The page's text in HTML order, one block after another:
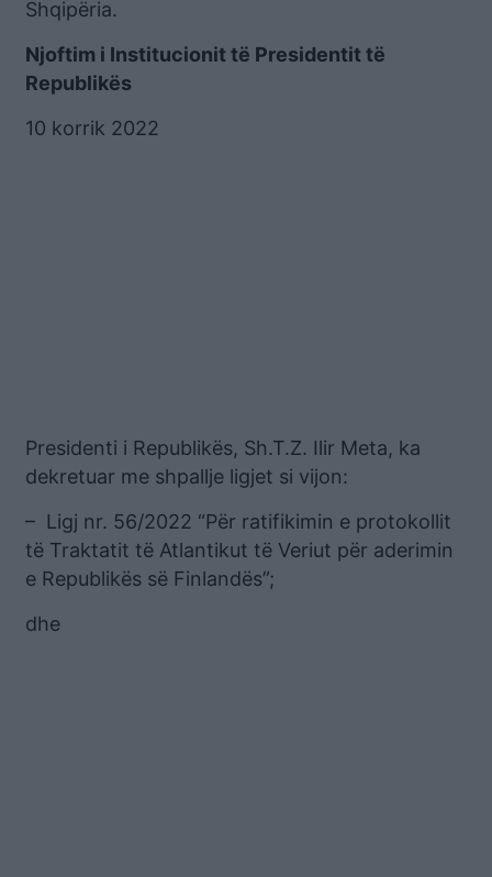
Shqipëria.
Njoftim i Institucionit të Presidentit të
Republikës
10 korrik 2022
Presidenti i Republikës, Sh.T.Z. Ilir Meta, ka
dekretuar me shpallje ligjet si vijon:
– Ligj nr. 56/2022 “Për ratifikimin e protokollit
të Traktatit të Atlantikut të Veriut për aderimin
e Republikës së Finlandës”;
dhe